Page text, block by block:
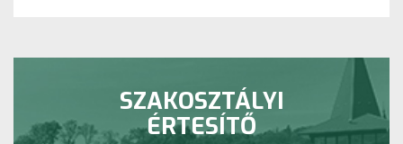
SZAKOSZTÁLYI
ÉRTESÍTŐ